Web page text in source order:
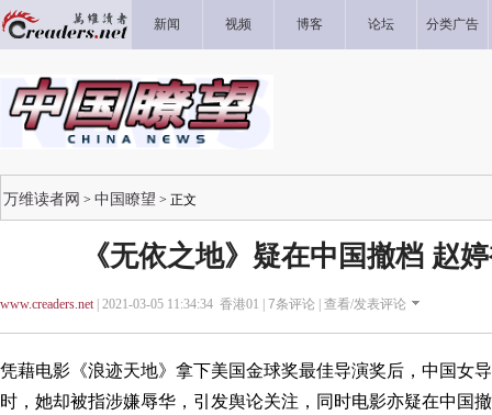
新闻 视频 博客 论坛 分类广告
万维读者网 > 中国瞭望 > 正文
《无依之地》疑在中国撤档 赵
www.creaders.net| 2021-03-05 11:34:34 香港01 | 7条评论 | 查看/发表评论
凭藉电影《浪迹天地》拿下美国金球奖最佳导演奖后，中国女
时，她却被指涉嫌辱华，引发舆论关注，同时电影亦疑在中国